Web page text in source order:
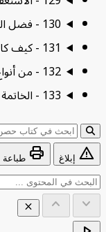
130 - فضل التسبيح والتحميد، والتهليل، والتكبير
131 - كيف كان النبي - صلى الله عليه وسلم - يسبح؟
132 - من أنواع الخير والآداب الجامعة
133 - الخاتمة
ابحث عن:
إبلاغ print طباعة quick_reference_all
keyboard_arrow_up
close